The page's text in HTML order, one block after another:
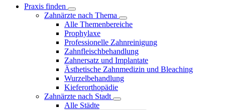
Praxis finden
Zahnärzte nach Thema
Alle Themenbereiche
Prophylaxe
Professionelle Zahnreinigung
Zahnfleischbehandlung
Zahnersatz und Implantate
Ästhetische Zahnmedizin und Bleaching
Wurzelbehandlung
Kieferorthopädie
Zahnärzte nach Stadt
Alle Städte